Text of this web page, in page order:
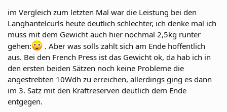
im Vergleich zum letzten Mal war die Leistung bei den
Langhantelcurls heute deutlich schlechter, ich denke mal ich
muss mit dem Gewicht auch hier nochmal 2,5kg runter
gehen:
. Aber was solls zahlt sich am Ende hoffentlich
aus. Bei den French Press ist das Gewicht ok, da hab ich in
den ersten beiden Sätzen noch keine Probleme die
angestrebten 10Wdh zu erreichen, allerdings ging es dann
im 3. Satz mit den Kraftreserven deutlich dem Ende
entgegen.